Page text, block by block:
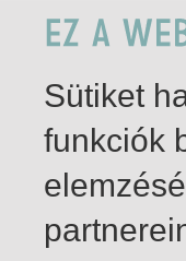
Sütiket
funkciók